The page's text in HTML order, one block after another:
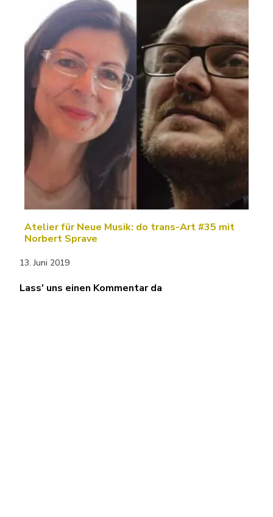
Atelier für Neue Musik: do trans-Art #35 mit
Norbert Sprave
13. Juni 2019
Lass' uns einen Kommentar da